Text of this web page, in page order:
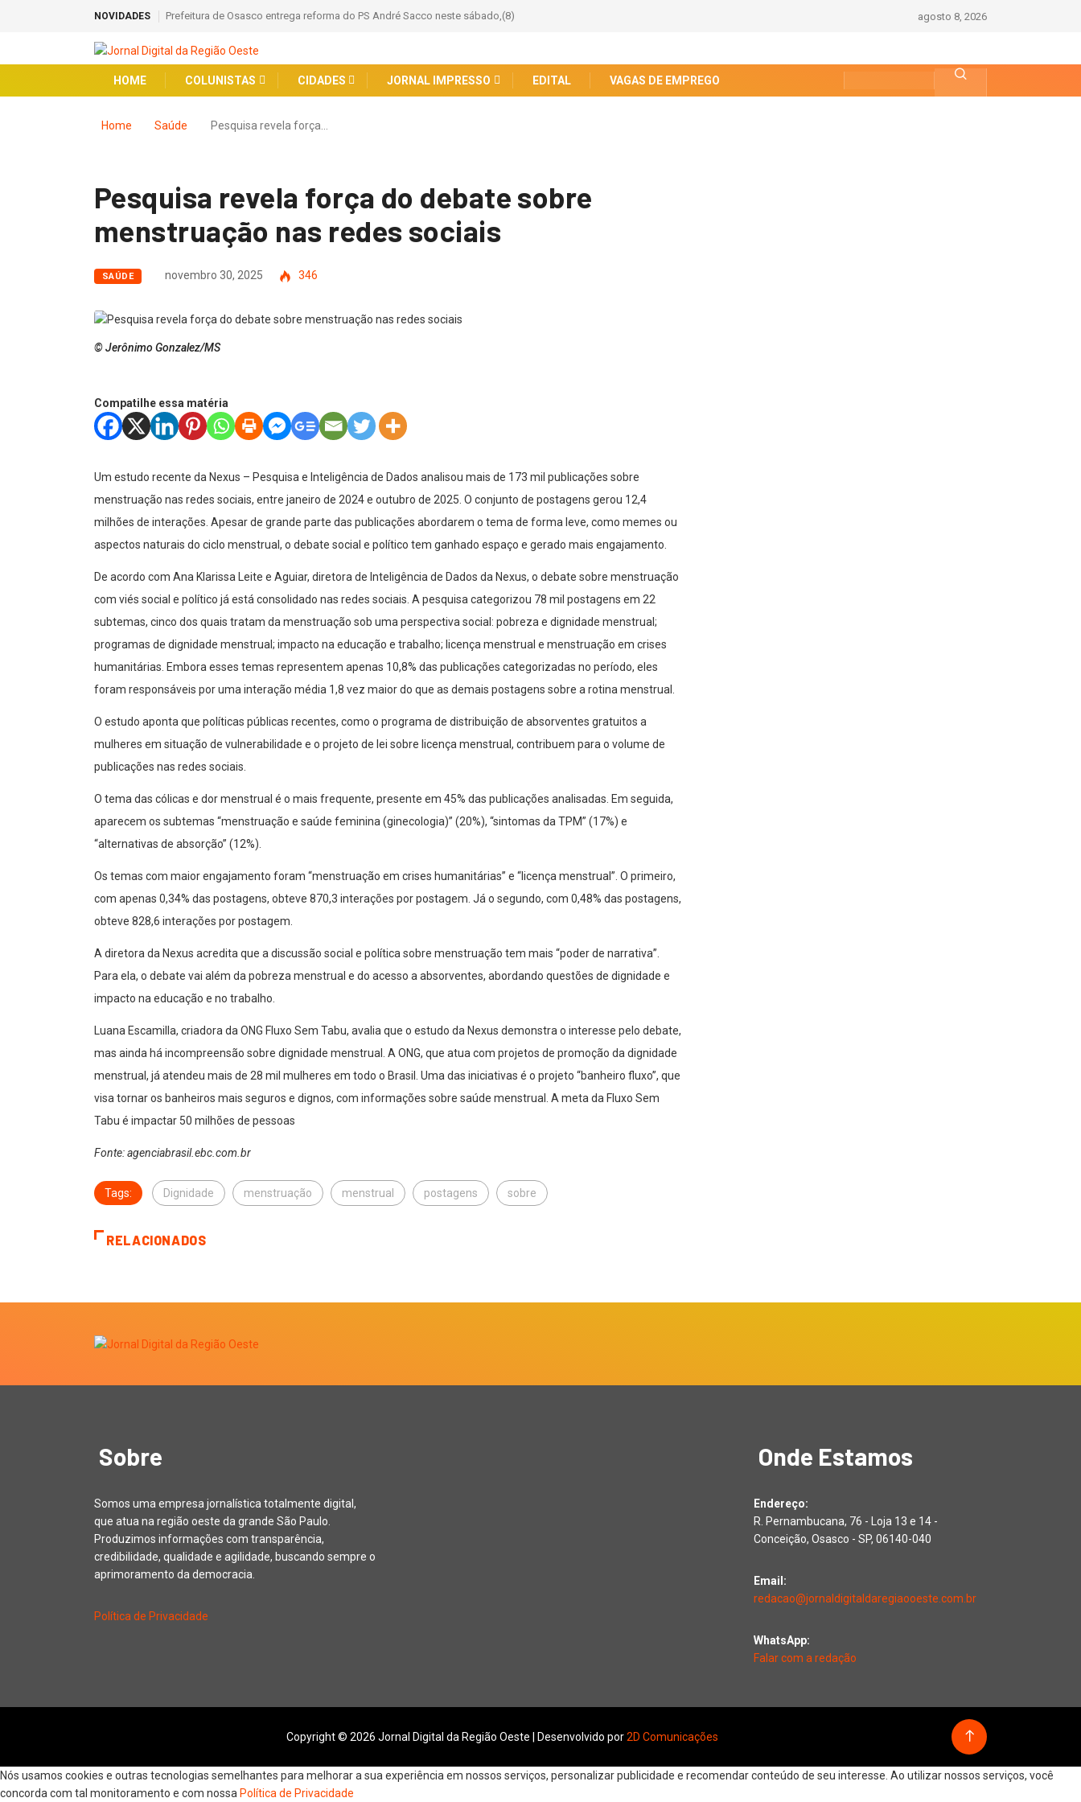
NOVIDADES Prefeitura de Osasco entrega reforma do PS André Sacco neste sábado,(8) agosto 8, 2026
HOME COLUNISTAS CIDADES JORNAL IMPRESSO EDITAL VAGAS DE EMPREGO
Home Saúde Pesquisa revela força…
Pesquisa revela força do debate sobre
menstruação nas redes sociais
SAÚDE novembro 30, 2025 346
© Jerônimo Gonzalez/MS
Compatilhe essa matéria
Um estudo recente da Nexus – Pesquisa e Inteligência de Dados analisou mais de 173 mil publicações sobre
menstruação nas redes sociais, entre janeiro de 2024 e outubro de 2025. O conjunto de postagens gerou 12,4
milhões de interações. Apesar de grande parte das publicações abordarem o tema de forma leve, como memes ou
aspectos naturais do ciclo menstrual, o debate social e político tem ganhado espaço e gerado mais engajamento.
De acordo com Ana Klarissa Leite e Aguiar, diretora de Inteligência de Dados da Nexus, o debate sobre menstruação
com viés social e político já está consolidado nas redes sociais. A pesquisa categorizou 78 mil postagens em 22
subtemas, cinco dos quais tratam da menstruação sob uma perspectiva social: pobreza e dignidade menstrual;
programas de dignidade menstrual; impacto na educação e trabalho; licença menstrual e menstruação em crises
humanitárias. Embora esses temas representem apenas 10,8% das publicações categorizadas no período, eles
foram responsáveis por uma interação média 1,8 vez maior do que as demais postagens sobre a rotina menstrual.
O estudo aponta que políticas públicas recentes, como o programa de distribuição de absorventes gratuitos a
mulheres em situação de vulnerabilidade e o projeto de lei sobre licença menstrual, contribuem para o volume de
publicações nas redes sociais.
O tema das cólicas e dor menstrual é o mais frequente, presente em 45% das publicações analisadas. Em seguida,
aparecem os subtemas “menstruação e saúde feminina (ginecologia)” (20%), “sintomas da TPM” (17%) e
“alternativas de absorção” (12%).
Os temas com maior engajamento foram “menstruação em crises humanitárias” e “licença menstrual”. O primeiro,
com apenas 0,34% das postagens, obteve 870,3 interações por postagem. Já o segundo, com 0,48% das postagens,
obteve 828,6 interações por postagem.
A diretora da Nexus acredita que a discussão social e política sobre menstruação tem mais “poder de narrativa”.
Para ela, o debate vai além da pobreza menstrual e do acesso a absorventes, abordando questões de dignidade e
impacto na educação e no trabalho.
Luana Escamilla, criadora da ONG Fluxo Sem Tabu, avalia que o estudo da Nexus demonstra o interesse pelo debate,
mas ainda há incompreensão sobre dignidade menstrual. A ONG, que atua com projetos de promoção da dignidade
menstrual, já atendeu mais de 28 mil mulheres em todo o Brasil. Uma das iniciativas é o projeto “banheiro fluxo”, que
visa tornar os banheiros mais seguros e dignos, com informações sobre saúde menstrual. A meta da Fluxo Sem
Tabu é impactar 50 milhões de pessoas
Fonte: agenciabrasil.ebc.com.br
Tags: Dignidade menstruação menstrual postagens sobre
RELACIONADOS
Sobre
Somos uma empresa jornalística totalmente digital,
que atua na região oeste da grande São Paulo.
Produzimos informações com transparência,
credibilidade, qualidade e agilidade, buscando sempre o
aprimoramento da democracia.
Política de Privacidade
Onde Estamos
Endereço:
R. Pernambucana, 76 - Loja 13 e 14 -
Conceição, Osasco - SP, 06140-040
Email:
redacao@jornaldigitaldaregiaooeste.com.br
WhatsApp:
Falar com a redação
Copyright © 2026 Jornal Digital da Região Oeste | Desenvolvido por2D Comunicações
Nós usamos cookies e outras tecnologias semelhantes para melhorar a sua experiência em nossos serviços, personalizar publicidade e recomendar conteúdo de seu interesse. Ao utilizar nossos serviços, você
concorda com tal monitoramento e com nossa Política de Privacidade